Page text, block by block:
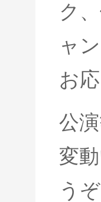
ク
ャ
お
公
変
う